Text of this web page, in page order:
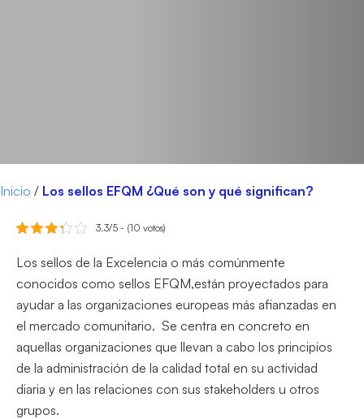
Inicio / Los sellos EFQM ¿Qué son y qué significan?
3.3/5 - (10 votos)
Los sellos de la Excelencia o más comúnmente
conocidos como sellos EFQM,están proyectados para
ayudar a las organizaciones europeas más afianzadas en
el mercado comunitario. Se centra en concreto en
aquellas organizaciones que llevan a cabo los principios
de la administración de la calidad total en su actividad
diaria y en las relaciones con sus stakeholders u otros
grupos.